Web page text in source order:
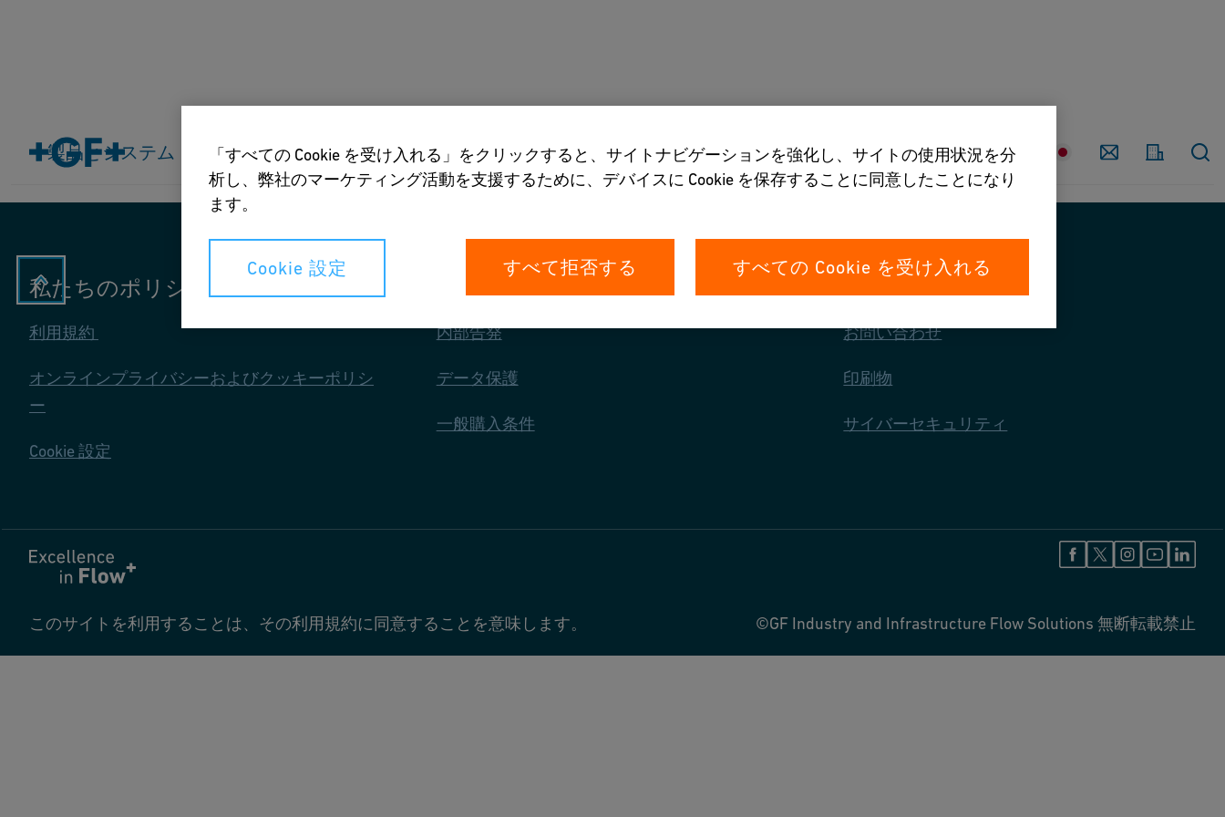
Contact
製品とシステム 産業 応用 ダウンロードツール 当社について
私たちのポリシー
利用規約
オンラインプライバシーおよびクッキーポリシ
ー
Cookie 設定
内部告発
データ保護
一般購入条件
お問い合わせ
印刷物
サイバーセキュリティ
このサイトを利用することは、その利用規約に同意することを意味します。 ©GF Industry and Infrastructure Flow Solutions 無断転載禁止
「すべての Cookie を受け入れる」をクリックすると、サイトナビゲーションを強化し、サイトの使用状況を分
析し、弊社のマーケティング活動を支援するために、デバイスに Cookie を保存することに同意したことになり
ます。
Cookie 設定 すべて拒否する すべての Cookie を受け入れる